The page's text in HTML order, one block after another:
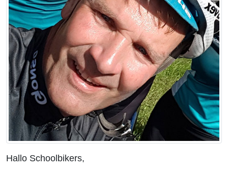
Hallo Schoolbikers,